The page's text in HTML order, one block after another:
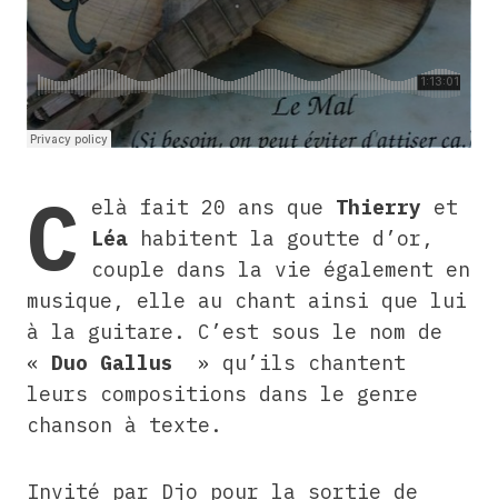
C elà fait 20 ans que Thierry et
Léa habitent la goutte d’or,
couple dans la vie également en
musique, elle au chant ainsi que lui
à la guitare. C’est sous le nom de
« Duo Gallus » qu’ils chantent
leurs compositions dans le genre
chanson à texte.
Invité par Djo pour la sortie de